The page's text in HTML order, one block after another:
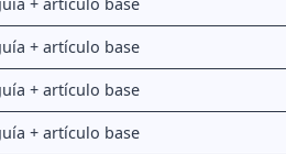
+ artículo base
+ artículo base
+ artículo base